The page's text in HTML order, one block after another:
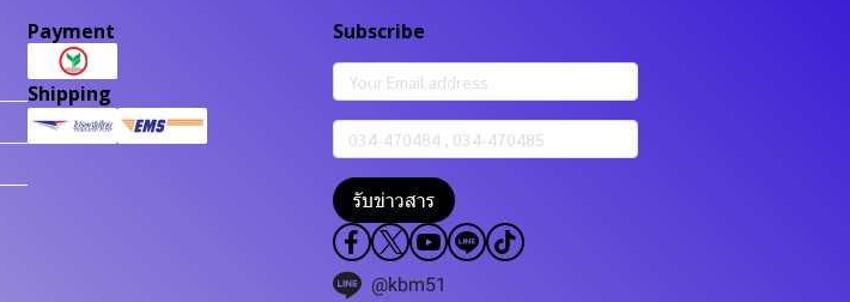
Payment
Shipping
Subscribe
รับข่าวสาร
@kbm51